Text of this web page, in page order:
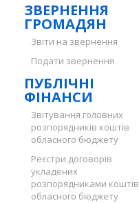
ЗВЕРНЕННЯ
ГРОМАДЯН
Звіти на звернення
Подати звернення
ПУБЛІЧНІ
ФІНАНСИ
Звітування головних
розпорядників коштів
обласного бюджету
Реєстри договорів
укладених
розпорядниками коштів
обласного бюджету